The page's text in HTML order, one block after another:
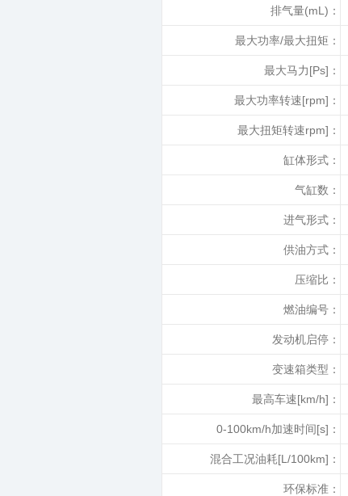
排气量(mL)：
最大功率/最大扭矩：
最大马力[Ps]：
最大功率转速[rpm]：
最大扭矩转速rpm]：
缸体形式：
气缸数：
进气形式：
供油方式：
压缩比：
燃油编号：
发动机启停：
变速箱类型：
最高车速[km/h]：
0-100km/h加速时间[s]：
混合工况油耗[L/100km]：
环保标准：